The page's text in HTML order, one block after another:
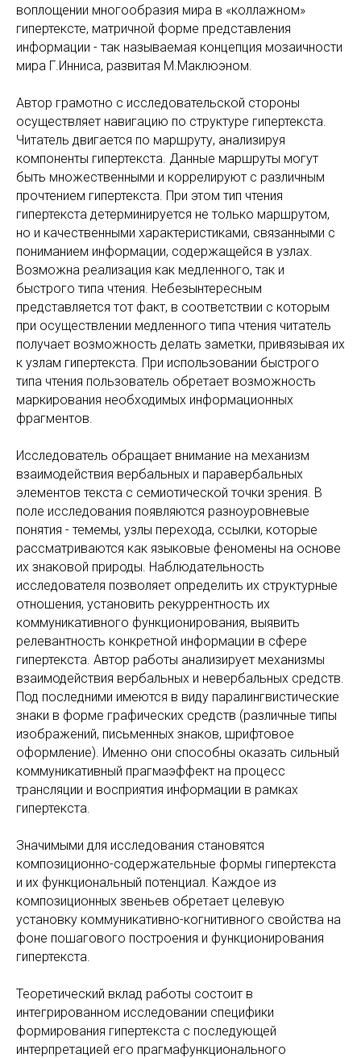
воплощении многообразия мира в «коллажном»
гипертексте, матричной форме представления
информации - так называемая концепция мозаичности
мира Г.Инниса, развитая М.Маклюэном.
Автор грамотно с исследовательской стороны
осуществляет навигацию по структуре гипертекста.
Читатель двигается по маршруту, анализируя
компоненты гипертекста. Данные маршруты могут
быть множественными и коррелируют с различным
прочтением гипертекста. При этом тип чтения
гипертекста детерминируется не только маршрутом,
но и качественными характеристиками, связанными с
пониманием информации, содержащейся в узлах.
Возможна реализация как медленного, так и
быстрого типа чтения. Небезынтересным
представляется тот факт, в соответствии с которым
при осуществлении медленного типа чтения читатель
получает возможность делать заметки, привязывая их
к узлам гипертекста. При использовании быстрого
типа чтения пользователь обретает возможность
маркирования необходимых информационных
фрагментов.
Исследователь обращает внимание на механизм
взаимодействия вербальных и паравербальных
элементов текста с семиотической точки зрения. В
поле исследования появляются разноуровневые
понятия - темемы, узлы перехода, ссылки, которые
рассматриваются как языковые феномены на основе
их знаковой природы. Наблюдательность
исследователя позволяет определить их структурные
отношения, установить рекуррентность их
коммуникативного функционирования, выявить
релевантность конкретной информации в сфере
гипертекста. Автор работы анализирует механизмы
взаимодействия вербальных и невербальных средств.
Под последними имеются в виду паралингвистические
знаки в форме графических средств (различные типы
изображений, письменных знаков, шрифтовое
оформление). Именно они способны оказать сильный
коммуникативный прагмаэффект на процесс
трансляции и восприятия информации в рамках
гипертекста.
Значимыми для исследования становятся
композиционно-содержательные формы гипертекста
и их функциональный потенциал. Каждое из
композиционных звеньев обретает целевую
установку коммуникативно-когнитивного свойства на
фоне пошагового построения и функционирования
гипертекста.
Теоретический вклад работы состоит в
интегрированном исследовании специфики
формирования гипертекста с последующей
интерпретацией его прагмафункционального